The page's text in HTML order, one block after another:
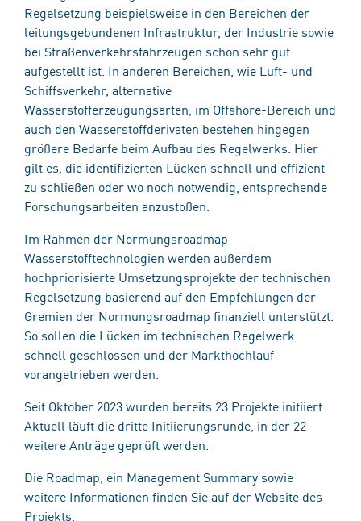
Regelsetzung beispielsweise in den Bereichen der
leitungsgebundenen Infrastruktur, der Industrie sowie
bei Straßenverkehrsfahrzeugen schon sehr gut
aufgestellt ist. In anderen Bereichen, wie Luft- und
Schiffsverkehr, alternative
Wasserstofferzeugungsarten, im Offshore-Bereich und
auch den Wasserstoffderivaten bestehen hingegen
größere Bedarfe beim Aufbau des Regelwerks. Hier
gilt es, die identifizierten Lücken schnell und effizient
zu schließen oder wo noch notwendig, entsprechende
Forschungsarbeiten anzustoßen.
Im Rahmen der Normungsroadmap
Wasserstofftechnologien werden außerdem
hochpriorisierte Umsetzungsprojekte der technischen
Regelsetzung basierend auf den Empfehlungen der
Gremien der Normungsroadmap finanziell unterstützt.
So sollen die Lücken im technischen Regelwerk
schnell geschlossen und der Markthochlauf
vorangetrieben werden.
Seit Oktober 2023 wurden bereits 23 Projekte initiiert.
Aktuell läuft die dritte Initiierungsrunde, in der 22
weitere Anträge geprüft werden.
Die Roadmap, ein Management Summary sowie
weitere Informationen finden Sie auf der Website des
Projekts.